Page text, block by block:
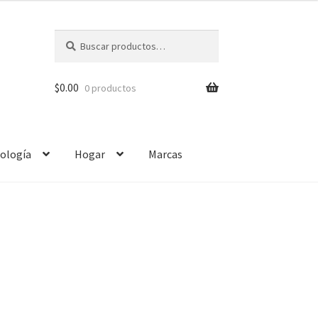
Hogar Marcas
$0.00 0 productos